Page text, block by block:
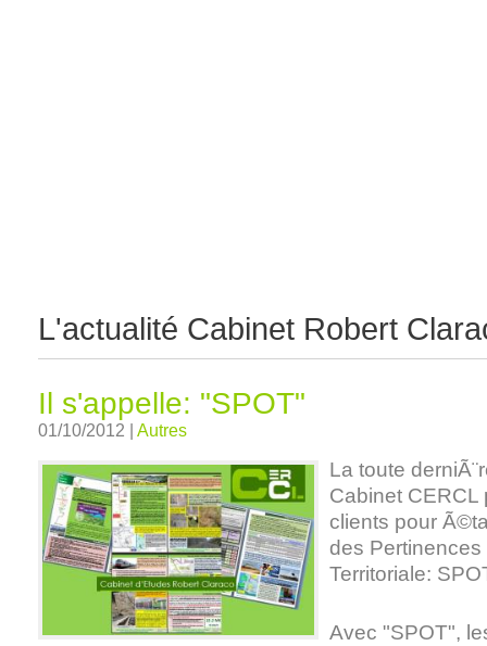
L'actualité Cabinet Robert
Il s'appelle: "SPOT"
01/10/2012 | Autres
La toute
Cabinet
clients pour
des
Territoriale:
Avec "SPOT",